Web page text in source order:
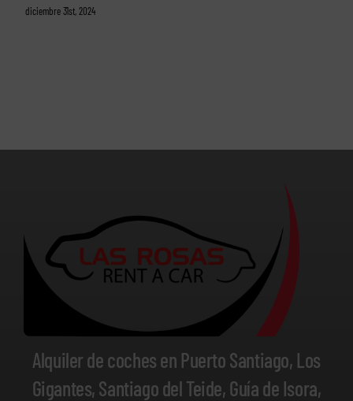
diciembre 31st, 2024
Alquiler de coches en Puerto Santiago, Los
Gigantes, Santiago del Teide, Guía de Isora,